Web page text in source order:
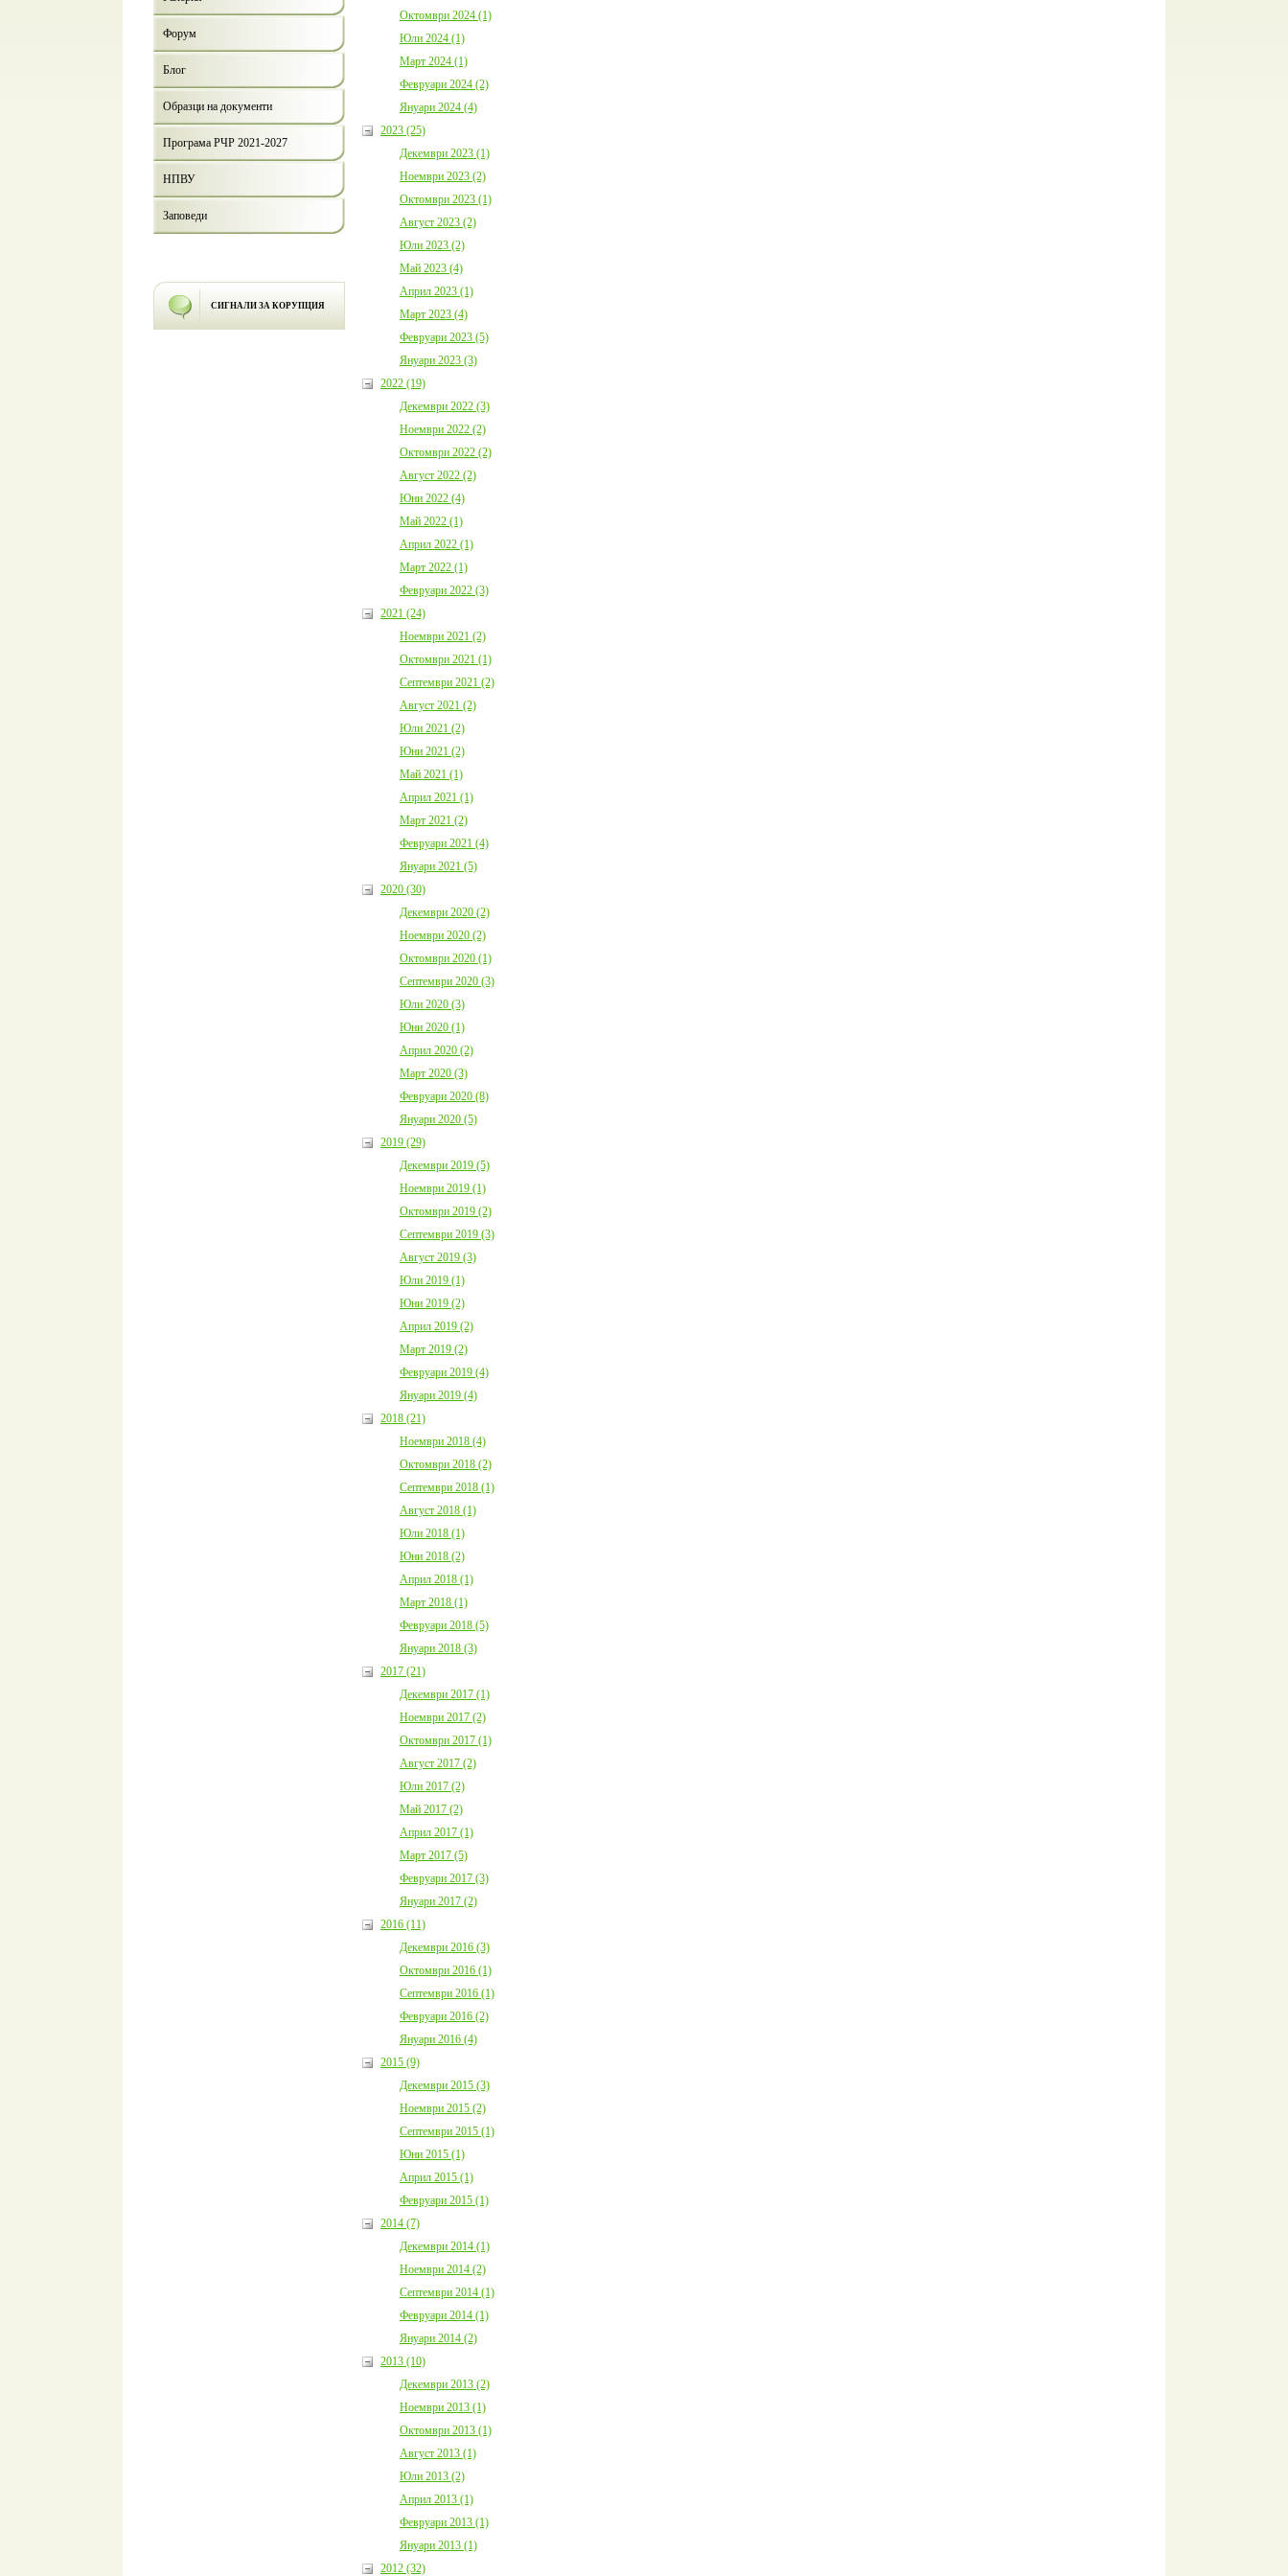
Форум
Блог
Образци на документи
Програма РЧР 2021-2027
НПВУ
Заповеди
СИГНАЛИ ЗА КОРУПЦИЯ
Октомври 2024 (1)
Юли 2024 (1)
Март 2024 (1)
Февруари 2024 (2)
Януари 2024 (4)
2023 (25)
Декември 2023 (1)
Ноември 2023 (2)
Октомври 2023 (1)
Август 2023 (2)
Юли 2023 (2)
Май 2023 (4)
Април 2023 (1)
Март 2023 (4)
Февруари 2023 (5)
Януари 2023 (3)
2022 (19)
Декември 2022 (3)
Ноември 2022 (2)
Октомври 2022 (2)
Август 2022 (2)
Юни 2022 (4)
Май 2022 (1)
Април 2022 (1)
Март 2022 (1)
Февруари 2022 (3)
2021 (24)
Ноември 2021 (2)
Октомври 2021 (1)
Септември 2021 (2)
Август 2021 (2)
Юли 2021 (2)
Юни 2021 (2)
Май 2021 (1)
Април 2021 (1)
Март 2021 (2)
Февруари 2021 (4)
Януари 2021 (5)
2020 (30)
Декември 2020 (2)
Ноември 2020 (2)
Октомври 2020 (1)
Септември 2020 (3)
Юли 2020 (3)
Юни 2020 (1)
Април 2020 (2)
Март 2020 (3)
Февруари 2020 (8)
Януари 2020 (5)
2019 (29)
Декември 2019 (5)
Ноември 2019 (1)
Октомври 2019 (2)
Септември 2019 (3)
Август 2019 (3)
Юли 2019 (1)
Юни 2019 (2)
Април 2019 (2)
Март 2019 (2)
Февруари 2019 (4)
Януари 2019 (4)
2018 (21)
Ноември 2018 (4)
Октомври 2018 (2)
Септември 2018 (1)
Август 2018 (1)
Юли 2018 (1)
Юни 2018 (2)
Април 2018 (1)
Март 2018 (1)
Февруари 2018 (5)
Януари 2018 (3)
2017 (21)
Декември 2017 (1)
Ноември 2017 (2)
Октомври 2017 (1)
Август 2017 (2)
Юли 2017 (2)
Май 2017 (2)
Април 2017 (1)
Март 2017 (5)
Февруари 2017 (3)
Януари 2017 (2)
2016 (11)
Декември 2016 (3)
Октомври 2016 (1)
Септември 2016 (1)
Февруари 2016 (2)
Януари 2016 (4)
2015 (9)
Декември 2015 (3)
Ноември 2015 (2)
Септември 2015 (1)
Юни 2015 (1)
Април 2015 (1)
Февруари 2015 (1)
2014 (7)
Декември 2014 (1)
Ноември 2014 (2)
Септември 2014 (1)
Февруари 2014 (1)
Януари 2014 (2)
2013 (10)
Декември 2013 (2)
Ноември 2013 (1)
Октомври 2013 (1)
Август 2013 (1)
Юли 2013 (2)
Април 2013 (1)
Февруари 2013 (1)
Януари 2013 (1)
2012 (32)